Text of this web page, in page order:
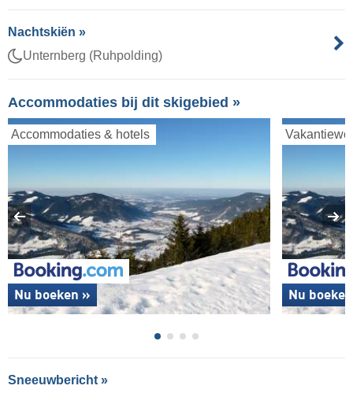
Nachtskiën »
Unternberg (Ruhpolding)
Accommodaties bij dit skigebied »
Accommodaties & hotels
Nu boeken » Nu
Sneeuwbericht »